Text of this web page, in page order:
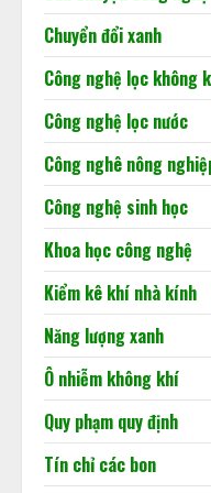
3
Khi
4
Chuyển đổi xanh
Công nghệ lọc không
Công nghệ lọc nước
Công nghê nông
Công nghệ sinh học
Khoa học công nghệ
Kiểm kê khí nhà kính
Năng lượng xanh
Ô nhiễm không khí
Quy phạm quy định
Tín chỉ các bon